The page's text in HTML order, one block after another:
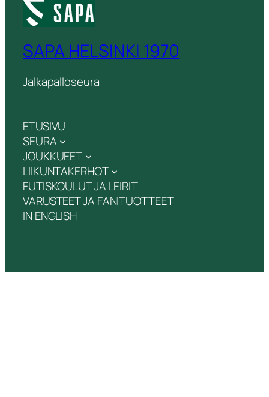
SAPA HELSINKI 1970
Jalkapalloseura
ETUSIVU
SEURA
JOUKKUEET
LIIKUNTAKERHOT
FUTISKOULUT JA LEIRIT
VARUSTEET JA FANITUOTTEET
IN ENGLISH